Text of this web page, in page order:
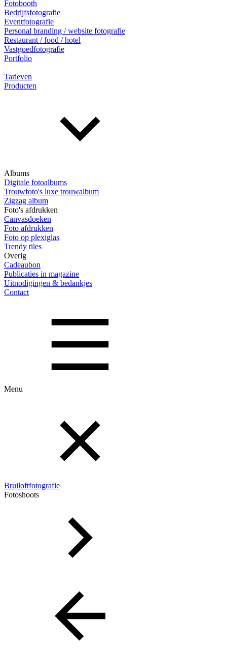
Fotobooth
Bedrijfsfotografie
Eventfotografie
Personal branding / website fotografie
Restaurant / food / hotel
Vastgoedfotografie
Portfolio
Tarieven
Producten
Albums
Digitale fotoalbums
Trouwfoto's luxe trouwalbum
Zigzag album
Foto's afdrukken
Canvasdoeken
Foto afdrukken
Foto op plexiglas
Trendy tiles
Overig
Cadeaubon
Publicaties in magazine
Uitnodigingen & bedankjes
Contact
Menu
Bruiloftfotografie
Fotoshoots